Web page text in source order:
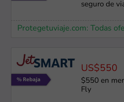
seguro de
Protegetuviaje.com: Todas
US$550
$550 en
Fly